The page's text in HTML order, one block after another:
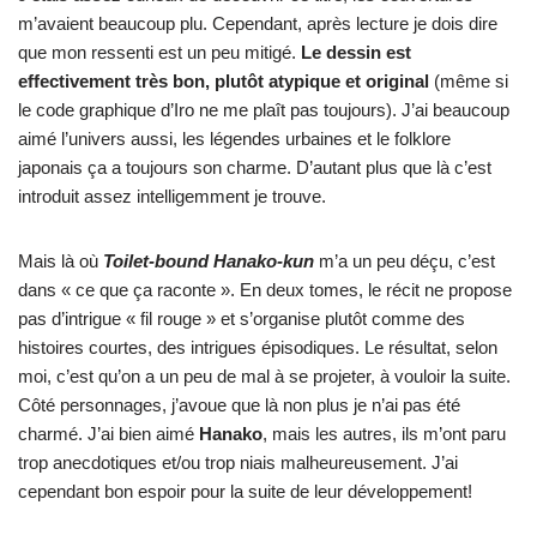
m’avaient beaucoup plu. Cependant, après lecture je dois dire
que mon ressenti est un peu mitigé. Le dessin est
effectivement très bon, plutôt atypique et original (même si
le code graphique d’Iro ne me plaît pas toujours). J’ai beaucoup
aimé l’univers aussi, les légendes urbaines et le folklore
japonais ça a toujours son charme. D’autant plus que là c’est
introduit assez intelligemment je trouve.
Mais là où Toilet-bound Hanako-kun m’a un peu déçu, c’est
dans « ce que ça raconte ». En deux tomes, le récit ne propose
pas d’intrigue « fil rouge » et s’organise plutôt comme des
histoires courtes, des intrigues épisodiques. Le résultat, selon
moi, c’est qu’on a un peu de mal à se projeter, à vouloir la suite.
Côté personnages, j’avoue que là non plus je n’ai pas été
charmé. J’ai bien aimé Hanako, mais les autres, ils m’ont paru
trop anecdotiques et/ou trop niais malheureusement. J’ai
cependant bon espoir pour la suite de leur développement!